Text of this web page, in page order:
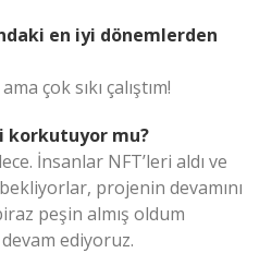
en iyi dönemlerden
çok sıkı çalıştım!
korkutuyor mu?
İnsanlar NFT’leri aldı ve
projenin devamını
peşin almış oldum
devam ediyoruz.